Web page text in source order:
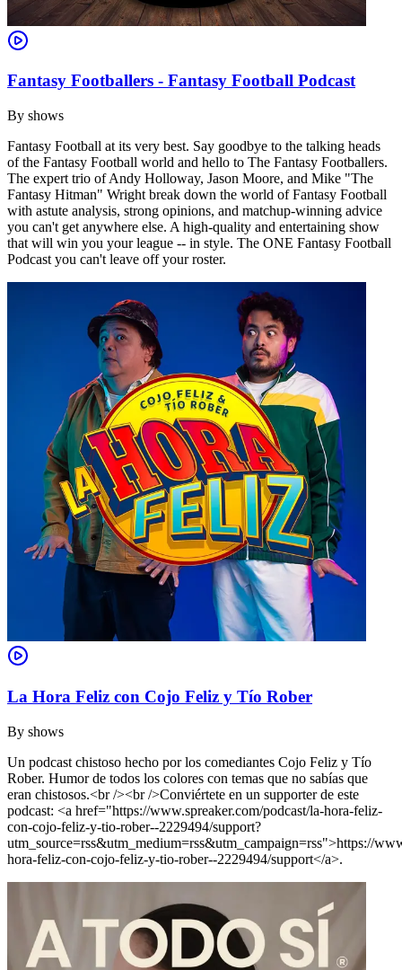
Fantasy Footballers - Fantasy Football Podcast
By shows
Fantasy Football at its very best. Say goodbye to the talking heads
of the Fantasy Football world and hello to The Fantasy Footballers.
The expert trio of Andy Holloway, Jason Moore, and Mike "The
Fantasy Hitman" Wright break down the world of Fantasy Football
with astute analysis, strong opinions, and matchup-winning advice
you can't get anywhere else. A high-quality and entertaining show
that will win you your league -- in style. The ONE Fantasy Football
Podcast you can't leave off your roster.
La Hora Feliz con Cojo Feliz y Tío Rober
By shows
Un podcast chistoso hecho por los comediantes Cojo Feliz y Tío
Rober. Humor de todos los colores con temas que no sabías que
eran chistosos.<br /><br />Conviértete en un supporter de este
podcast: <a href="https://www.spreaker.com/podcast/la-hora-feliz-
con-cojo-feliz-y-tio-rober--2229494/support?
utm_source=rss&utm_medium=rss&utm_campaign=rss">https://
hora-feliz-con-cojo-feliz-y-tio-rober--2229494/support</a>.